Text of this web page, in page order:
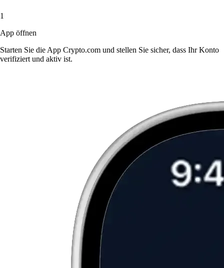
1
App öffnen
Starten Sie die App Crypto.com und stellen Sie sicher, dass Ihr Konto
verifiziert und aktiv ist.